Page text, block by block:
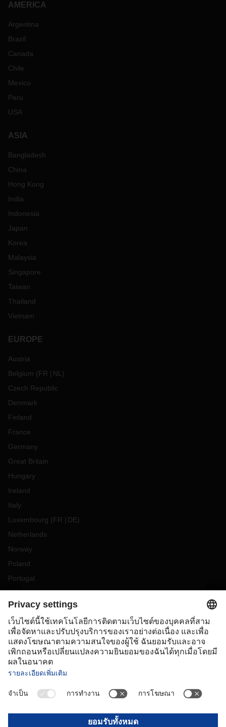
AMERICA
Argentina
Brazil
Canada
Chile
Mexico
Peru
USA
ASIA
Bangladesh
China
Hong Kong
India
Indonesia
Japan
Korea
Malaysia
Singapore
Taiwan
Thailand
Vietnam
EUROPE
Austria
Belgium (FR NL )
Czech Republic
Denmark
Finland
France
Germany
Great Britain
Hungary
Ireland
Italy
Luxembourg (FR DE)
Netherlands
Norway
Poland
Portugal
Romania
Slovakia
Spain
Sweden
Switzerland(DE FR)
Turkey
OCEANIA